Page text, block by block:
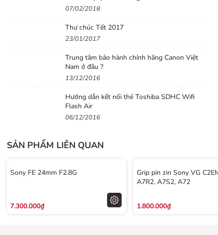
07/02/2018
Thư chúc Tết 2017
23/01/2017
Trung tâm bảo hành chính hãng Canon Việt
Nam ở đâu ?
13/12/2016
Hướng dẫn kết nối thẻ Toshiba SDHC Wifi
Flash Air
06/12/2016
SẢN PHẨM LIÊN QUAN
Sony FE 24mm F2.8G
7.300.000₫
Grip pin zin Sony VG
A7R2, A7S2, A72
1.800.000₫